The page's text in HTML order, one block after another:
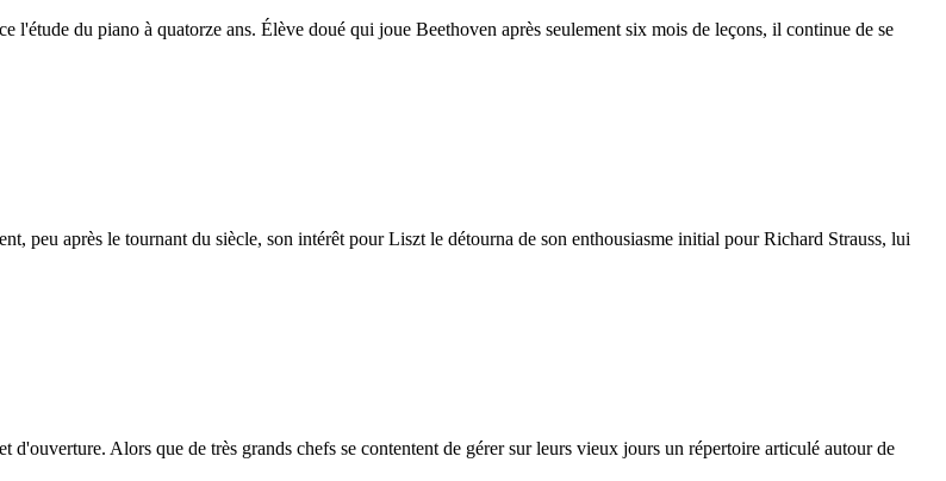
du piano à quatorze ans. Élève doué qui joue Beethoven après seulement six mois de leçons, il continue de se
peu après le tournant du siècle, son intérêt pour Liszt le détourna de son enthousiasme initial pour Richard Strauss, lui
Alors que de très grands chefs se contentent de gérer sur leurs vieux jours un répertoire articulé autour de